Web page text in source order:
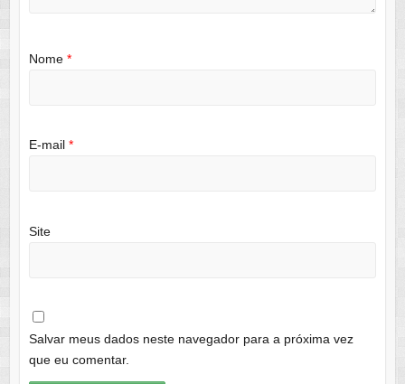
Nome *
E-mail *
Site
Salvar meus dados neste navegador para a próxima vez
que eu comentar.